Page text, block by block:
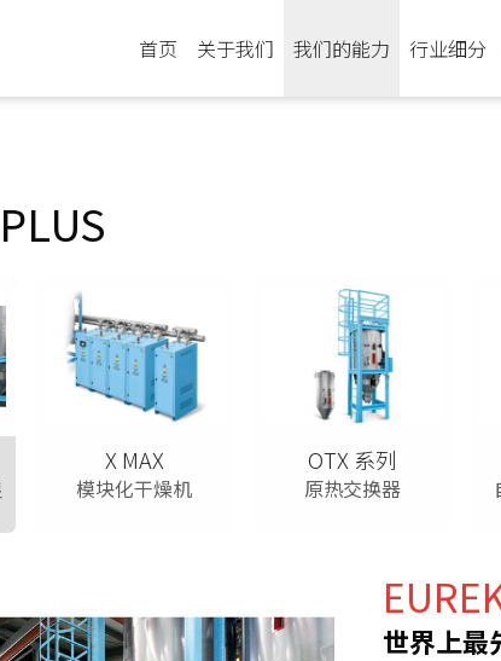
首页
关于我们 我们的能力 行业细分
X MAX
模块化干燥机
OTX 系列
原热交换器
世界上最